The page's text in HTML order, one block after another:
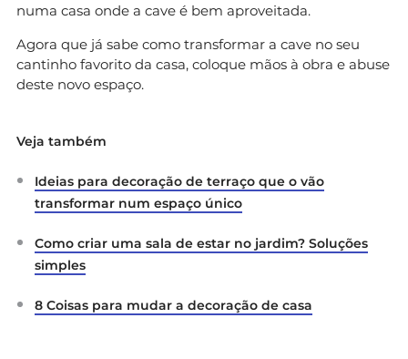
numa casa onde a cave é bem aproveitada.
Agora que já sabe como transformar a cave no seu
cantinho favorito da casa, coloque mãos à obra e abuse
deste novo espaço.
Veja também
Ideias para decoração de terraço que o vão
transformar num espaço único
Como criar uma sala de estar no jardim? Soluções
simples
8 Coisas para mudar a decoração de casa